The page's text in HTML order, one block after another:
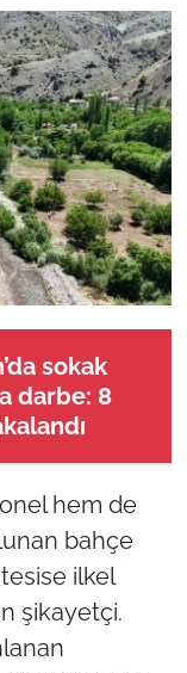
sokak
darbe: 8
hem de
bahçe
ilkel
şikayetçi.